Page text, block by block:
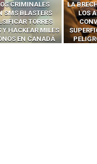
INVISIBLE: CÓMO
DE IA SE
EN LA
DE ATAQUE MÁS
DE 2025–2026
OLVIDA